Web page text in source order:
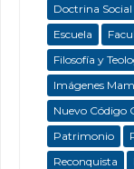
Doctrina Social
Escuela
Filosofía y
Imágenes
Nuevo Código
Patrimonio
Reconquista